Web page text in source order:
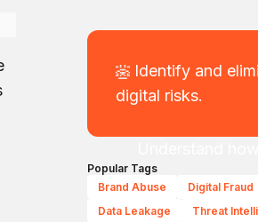
Identify and
digital risks.
Popular Tags
Brand Abuse
Digital Fraud
Data Leakage
Threat